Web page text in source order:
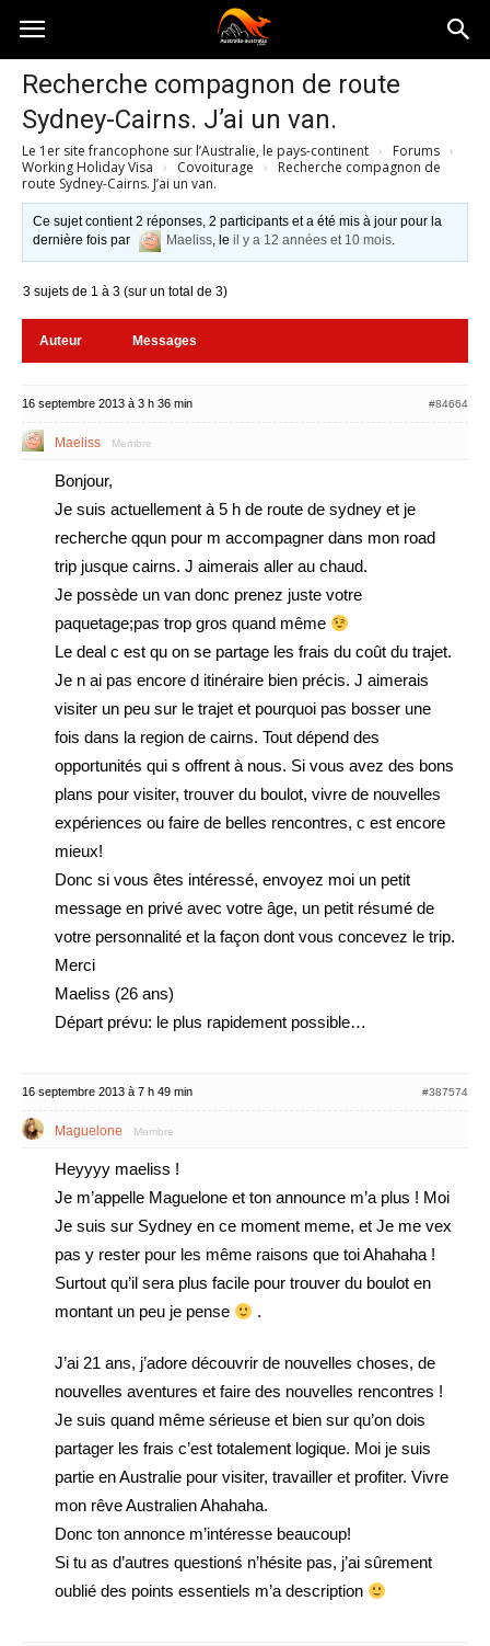
Australia-
australie.com
Recherche compagnon de route
Sydney-Cairns. J’ai un van.
Le 1er site francophone sur l’Australie, le pays-continent › Forums ›
Working Holiday Visa › Covoiturage ›
Recherche compagnon de
route Sydney-Cairns. J’ai un van.
Ce sujet contient 2 réponses, 2 participants et a été mis à jour pour la
dernière fois par
Maeliss, leil y a 12 années et 10 mois.
3 sujets de 1 à 3 (sur un total de 3)
Auteur Messages
16 septembre 2013 à 3 h 36 min #84664
Maeliss Membre
Bonjour,
Je suis actuellement à 5 h de route de sydney et je
recherche qqun pour m accompagner dans mon road
trip jusque cairns. J aimerais aller au chaud.
Je possède un van donc prenez juste votre
paquetage;pas trop gros quand même
Le deal c est qu on se partage les frais du coût du trajet.
Je n ai pas encore d itinéraire bien précis. J aimerais
visiter un peu sur le trajet et pourquoi pas bosser une
fois dans la region de cairns. Tout dépend des
opportunités qui s offrent à nous. Si vous avez des bons
plans pour visiter, trouver du boulot, vivre de nouvelles
expériences ou faire de belles rencontres, c est encore
mieux!
Donc si vous êtes intéressé, envoyez moi un petit
message en privé avec votre âge, un petit résumé de
votre personnalité et la façon dont vous concevez le trip.
Merci
Maeliss (26 ans)
Départ prévu: le plus rapidement possible…
16 septembre 2013 à 7 h 49 min #387574
Maguelone Membre
Heyyyy maeliss !
Je m’appelle Maguelone et ton announce m’a plus ! Moi
Je suis sur Sydney en ce moment meme, et Je me vex
pas y rester pour les même raisons que toi Ahahaha !
Surtout qu’il sera plus facile pour trouver du boulot en
montant un peu je pense
.
J’ai 21 ans, j’adore découvrir de nouvelles choses, de
nouvelles aventures et faire des nouvelles rencontres !
Je suis quand même sérieuse et bien sur qu’on dois
partager les frais c’est totalement logique. Moi je suis
partie en Australie pour visiter, travailler et profiter. Vivre
mon rêve Australien Ahahaha.
Donc ton annonce m’intéresse beaucoup!
Si tu as d’autres questionś n’hésite pas, j’ai sûrement
oublié des points essentiels m’a description